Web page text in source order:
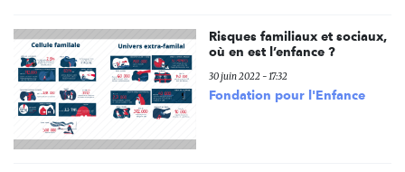
Risques familiaux et sociaux,
où en est l’enfance ?
30 juin 2022 - 17:32
Fondation pour l'Enfance